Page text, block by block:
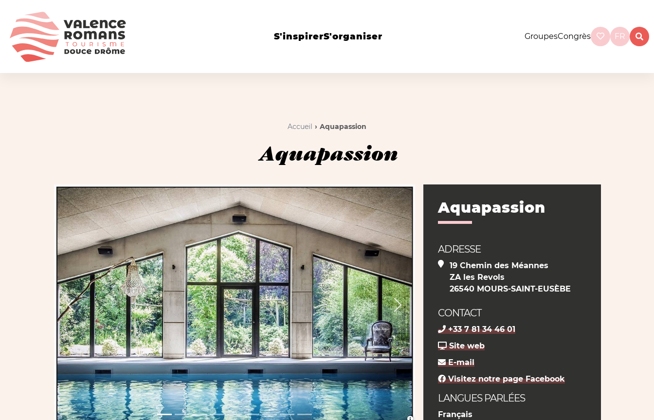
S'inspirerS'organiser GroupesCongrès FR
Accueil Aquapassion
Aquapassion
Aquapassion
ADRESSE
19 Chemin des Méannes
ZA les Revols
26540 MOURS-SAINT-EUSÈBE
CONTACT
+33 7 81 34 46 01
Site web
E-mail
Visitez notre page Facebook
LANGUES PARLÉES
Français